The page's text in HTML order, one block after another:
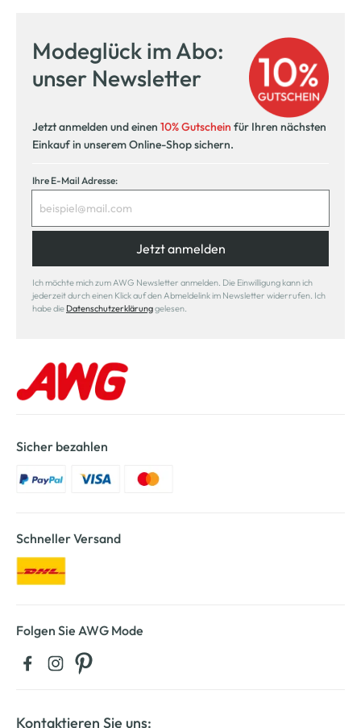
Kostenlose Filiallieferung
in Ihre Wunschfiliale
Modeglück im Abo:
unser Newsletter
Jetzt anmelden und einen 10% Gutschein für Ihren nächsten
Einkauf in unserem Online-Shop sichern.
Ihre E-Mail Adresse:
Jetzt anmelden
Ich möchte mich zum AWG Newsletter anmelden. Die Einwilligung kann ich
jederzeit durch einen Klick auf den Abmeldelink im Newsletter widerrufen. Ich
habe die Datenschutzerklärunggelesen.
Sicher bezahlen
Schneller Versand
Folgen Sie AWG Mode
Kontaktieren Sie uns: